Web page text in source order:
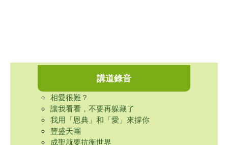
講道錄音
相愛很難？
讓我看看，不要再躲藏了
我用「恩典」和「愛」來撐你
豐盛天團
成聖就要抗衡世界